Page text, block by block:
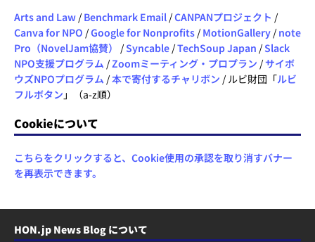
Arts and Law / Benchmark Email /CANPANプロジェクト /
Canva for NPO /Google for Nonprofits / MotionGallery / note
Pro（NovelJam協賛）
/Syncable /TechSoup Japan /Slack
NPO支援プログラム /Zoomミーティング・プロプラン /サイボ
ウズNPOプログラム /本で寄付するチャリボン / ルビ財団「ルビ
フルボタン 」（a-z順）
Cookieについて
こちらをクリックすると、Cookie使用の承認を取り消すバナー
を再表示できます。
HON.jp News Blog について